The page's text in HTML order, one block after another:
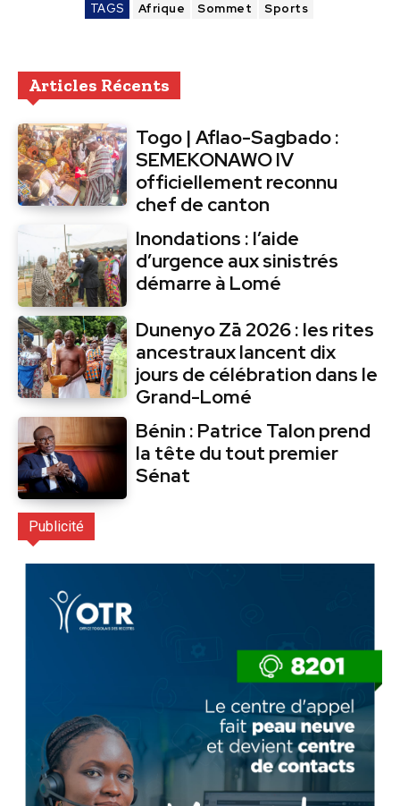
TAGS Afrique Sommet Sports
Articles Récents
Togo | Aflao-Sagbado :
SEMEKONAWO IV
officiellement reconnu
chef de canton
Inondations : l’aide
d’urgence aux sinistrés
démarre à Lomé
Dunenyo Zā 2026 : les rites
ancestraux lancent dix
jours de célébration dans le
Grand-Lomé
Bénin : Patrice Talon prend
la tête du tout premier
Sénat
Publicité